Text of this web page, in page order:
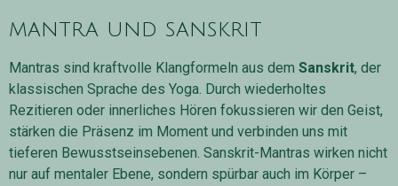
mantra und sanskrit
Mantras sind kraftvolle Klangformeln aus dem Sanskrit, der
klassischen Sprache des Yoga. Durch wiederholtes
Rezitieren oder innerliches Hören fokussieren wir den Geist,
stärken die Präsenz im Moment und verbinden uns mit
tieferen Bewusstseinsebenen. Sanskrit-Mantras wirken nicht
nur auf mentaler Ebene, sondern spürbar auch im Körper –